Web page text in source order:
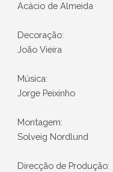
Acácio de Almeida
Decoração:
João Vieira
Música:
Jorge Peixinho
Montagem:
Solveig Nordlund
Direcção de Produção: